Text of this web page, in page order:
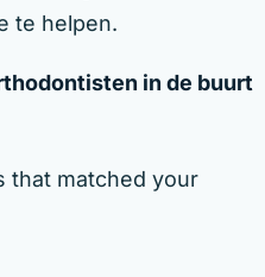
te helpen.
in de buurt
that matched your